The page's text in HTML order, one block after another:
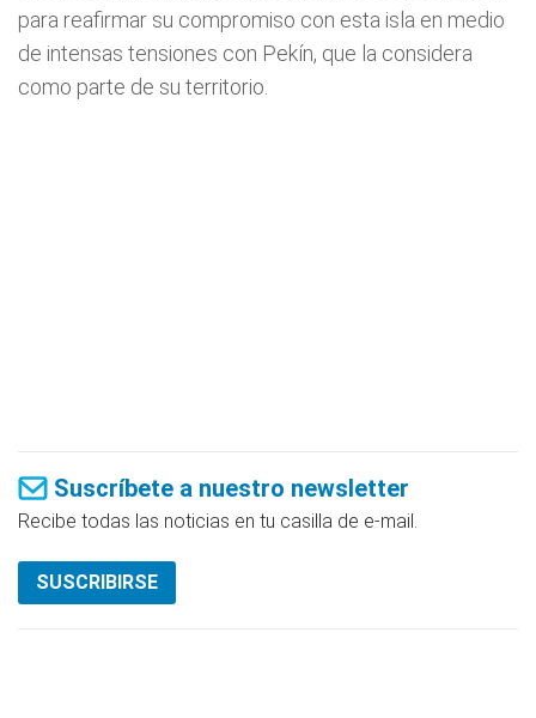
para reafirmar su compromiso con esta isla en medio
de intensas tensiones con Pekín, que la considera
como parte de su territorio.
Suscríbete a nuestro newsletter
Recibe todas las noticias en tu casilla de e-mail.
SUSCRIBIRSE